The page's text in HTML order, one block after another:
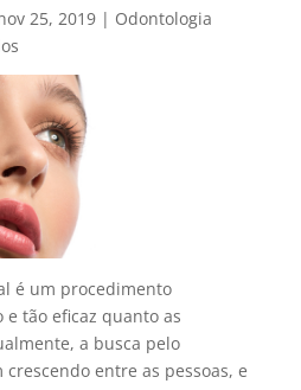
25, 2019| Odontologia
é um procedimento
tão eficaz quanto as
a busca pelo
entre as pessoas, e